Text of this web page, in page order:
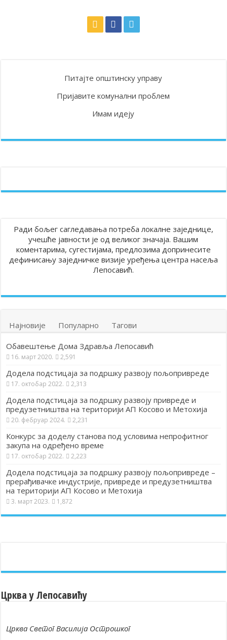
Питајте општинску управу
Пријавите комунални проблем
Имам идеју
Ради бољег сагледавања потреба локалне заједнице,
учешће јавности је од великог значаја. Вашим
коментарима, сугестијама, предлозима допринесите
дефинисању заједничке визије уређења центра насеља
Лепосавић.
Најновије Популарно Тагови
Обавештење Дома Здравља Лепосавић
16. март 2020. 2,591
Додела подстицаја за подршку развоју пољопривреде
17. октобар 2022. 2,313
Додела подстицаја за подршку развоју привреде и
предузетништва на територији АП Косово и Метохија
20. фебруар 2024. 2,231
Конкурс за доделу станова под условима непрофитног
закупа на одређено време
17. октобар 2022. 2,223
Додела подстицаја за подршку развоју пољопривреде –
прерађивачке индустрије, привреде и предузетништва
на територији АП Косово и Метохија
3. март 2023. 1,872
Црква у Лепосавићу
Црква Светог Василија Острошког